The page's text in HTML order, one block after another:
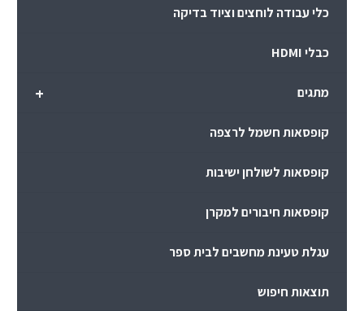
כלי עבודה לוחצים וציוד בדיקה
כבלי HDMI
+ מתגים
קופסאות חשמל לרצפה
קופסאות לשולחן ישיבות
קופסאות חיבורים למקרן
עגלת טעינת מחשבים לבית ספר
תוצאות חיפוש